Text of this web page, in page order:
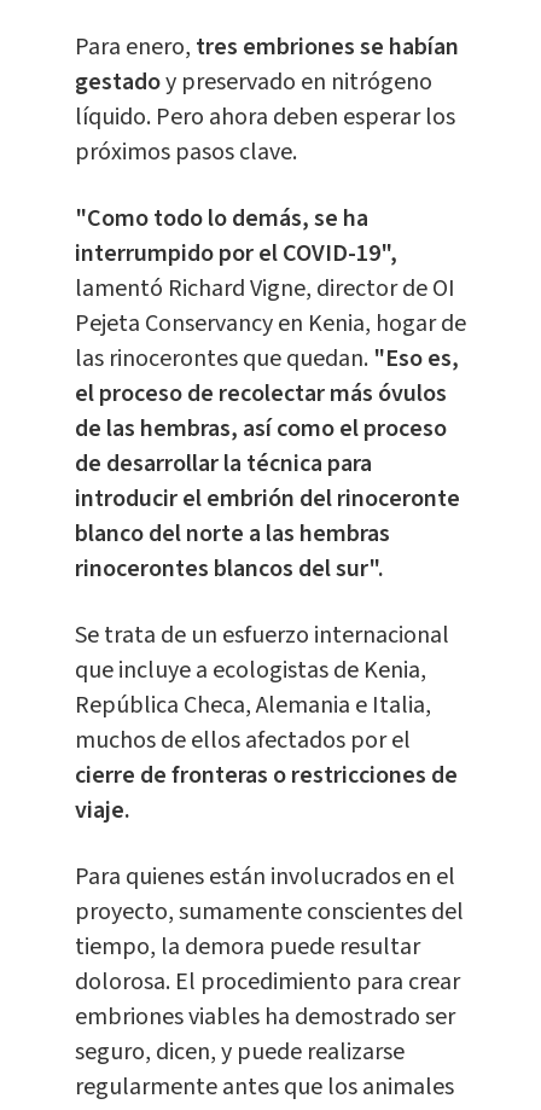
Para enero, tres embriones se habían
gestadoy preservado en nitrógeno
líquido. Pero ahora deben esperar los
próximos pasos clave.
"Como todo lo demás, se ha
interrumpido por el COVID-19",
lamentó Richard Vigne, director de OI
Pejeta Conservancy en Kenia, hogar de
las rinocerontes que quedan. "Eso es,
el proceso de recolectar más óvulos
de las hembras, así como el proceso
de desarrollar la técnica para
introducir el embrión del rinoceronte
blanco del norte a las hembras
rinocerontes blancos del sur".
Se trata de un esfuerzo internacional
que incluye a ecologistas de Kenia,
República Checa, Alemania e Italia,
muchos de ellos afectados por el
cierre de fronteras o restricciones de
viaje.
Para quienes están involucrados en el
proyecto, sumamente conscientes del
tiempo, la demora puede resultar
dolorosa. El procedimiento para crear
embriones viables ha demostrado ser
seguro, dicen, y puede realizarse
regularmente antes que los animales